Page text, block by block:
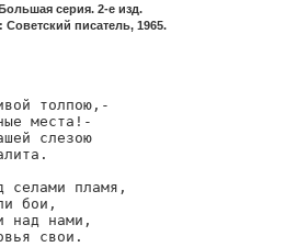
серия. 2-е изд.
писатель, 1965.
толпою,-
места!-
слезою
селами пламя,
бои,
над нами,
свои.